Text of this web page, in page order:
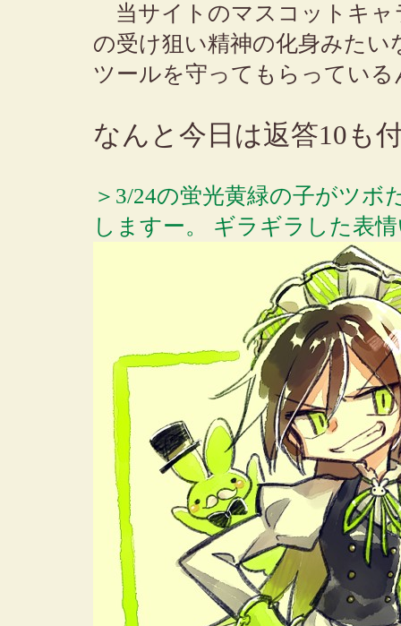
当サイトのマスコットキ
の受け狙い精神の化身みた
ツールを守ってもらってい
なんと今日は返答10も
＞3/24の蛍光黄緑の子がツ
しますー。 ギラギラした表